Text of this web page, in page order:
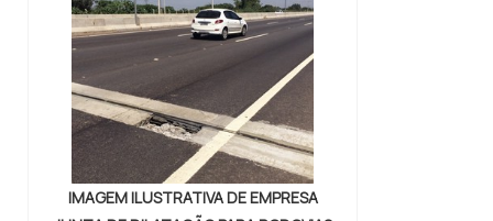
da Vital Indústria de Auto Peças, o
cliente receberá ótima qualidade
com responsabilidade ambient...
IMAGEM ILUSTRATIVA DE EMPRESA